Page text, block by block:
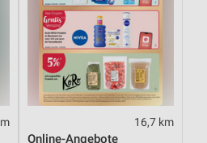
16,7 km
Online-Angebote